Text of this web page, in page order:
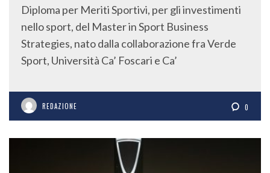
Diploma per Meriti Sportivi, per gli investimenti
nello sport, del Master in Sport Business
Strategies, nato dalla collaborazione fra Verde
Sport, Università Ca’ Foscari e Ca’
REDAZIONE 0